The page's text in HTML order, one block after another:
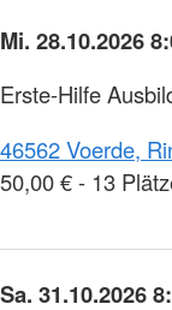
Mi. 28.10.2026
Erste-Hilfe
46562 Voerde,
50,00 € - 13
Sa. 31.10.2026